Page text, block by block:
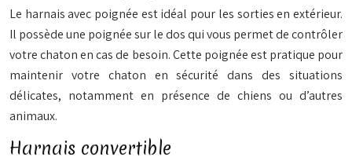
Le harnais avec poignée est idéal pour les sorties en extérieur.
Il possède une poignée sur le dos qui vous permet de contrôler
votre chaton en cas de besoin. Cette poignée est pratique pour
maintenir votre chaton en sécurité dans des situations
délicates, notamment en présence de chiens ou d’autres
animaux.
Harnais convertible